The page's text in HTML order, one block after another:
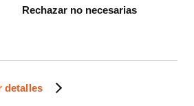
detalles
Rechazar no necesarias